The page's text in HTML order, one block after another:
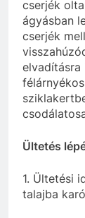
cserjék
ágyásban
cserjék
elvadításra
Ültetés
1. Ültetési
talajba